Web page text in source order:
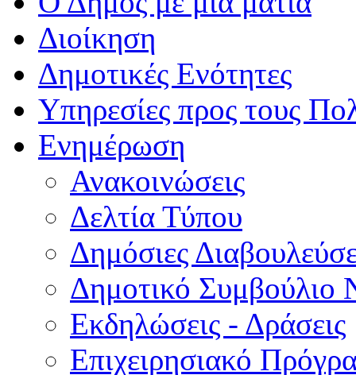
Διοίκηση
Δημοτικές Ενότητες
Υπηρεσίες προς τους
Ενημέρωση
Ανακοινώσεις
Δελτία Τύπου
Δημόσιες
Δημοτικό Συμβούλιο
Εκδηλώσεις - Δράσεις
Επιχειρησιακό